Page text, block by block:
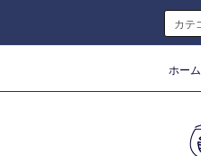
ホーム